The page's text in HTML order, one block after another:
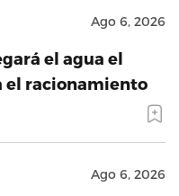
Ago 6, 2026
el agua el
el racionamiento
Ago 6, 2026